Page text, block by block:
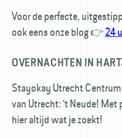
Voor de perfecte,
ook eens onze blog 👉24
OVERNACHTEN IN
Stayokay Utrecht
van Utrecht: 't Neude! Met
hier altijd wat je zoekt!